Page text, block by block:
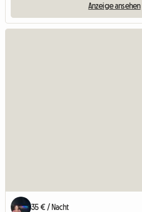
Anzeige ansehen
35 € / Nacht